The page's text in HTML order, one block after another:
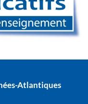
Atlantiques